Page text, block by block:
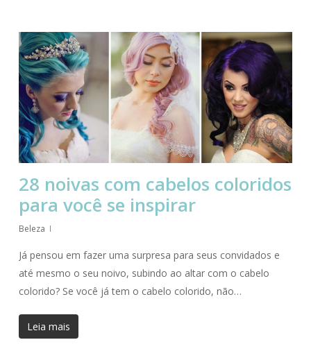
28 noivas com cabelos coloridos
para você se inspirar
Beleza
Já pensou em fazer uma surpresa para seus convidados e
até mesmo o seu noivo, subindo ao altar com o cabelo
colorido? Se você já tem o cabelo colorido, não…
Leia mais